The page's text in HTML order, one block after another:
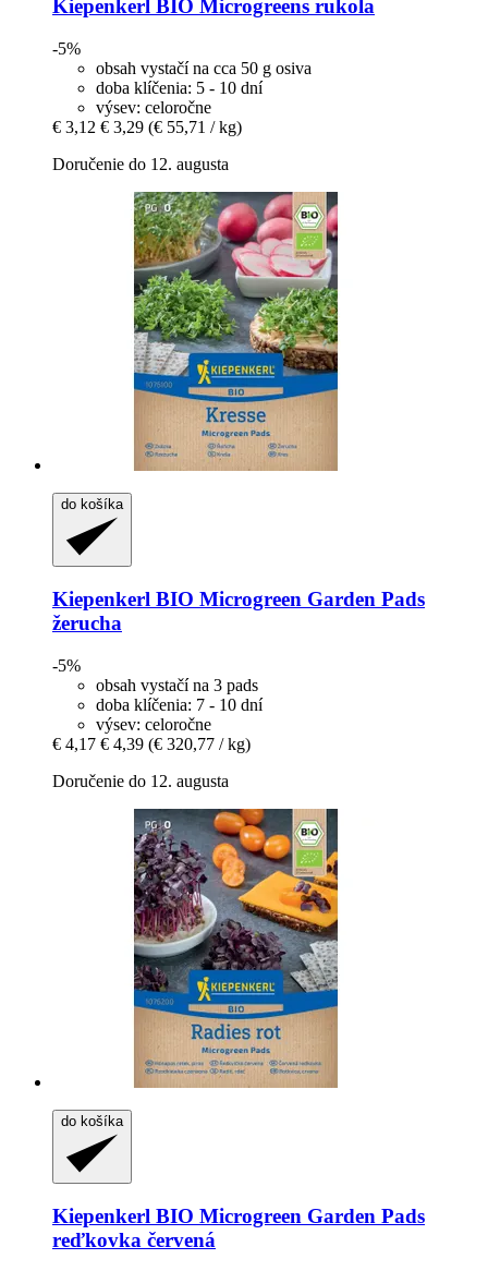
Kiepenkerl BIO Microgreens rukola
-5%
obsah vystačí na cca 50 g osiva
doba klíčenia: 5 - 10 dní
výsev: celoročne
€ 3,12 € 3,29 (€ 55,71 / kg)
Doručenie do 12. augusta
do košíka
Kiepenkerl BIO Microgreen Garden Pads
žerucha
-5%
obsah vystačí na 3 pads
doba klíčenia: 7 - 10 dní
výsev: celoročne
€ 4,17 € 4,39 (€ 320,77 / kg)
Doručenie do 12. augusta
do košíka
Kiepenkerl BIO Microgreen Garden Pads
reďkovka červená